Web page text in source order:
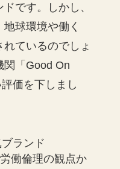
です。しかし、
球環境や働く
ているのでしょ
関「Good On
価を下しまし
ブランド
働倫理の観点か